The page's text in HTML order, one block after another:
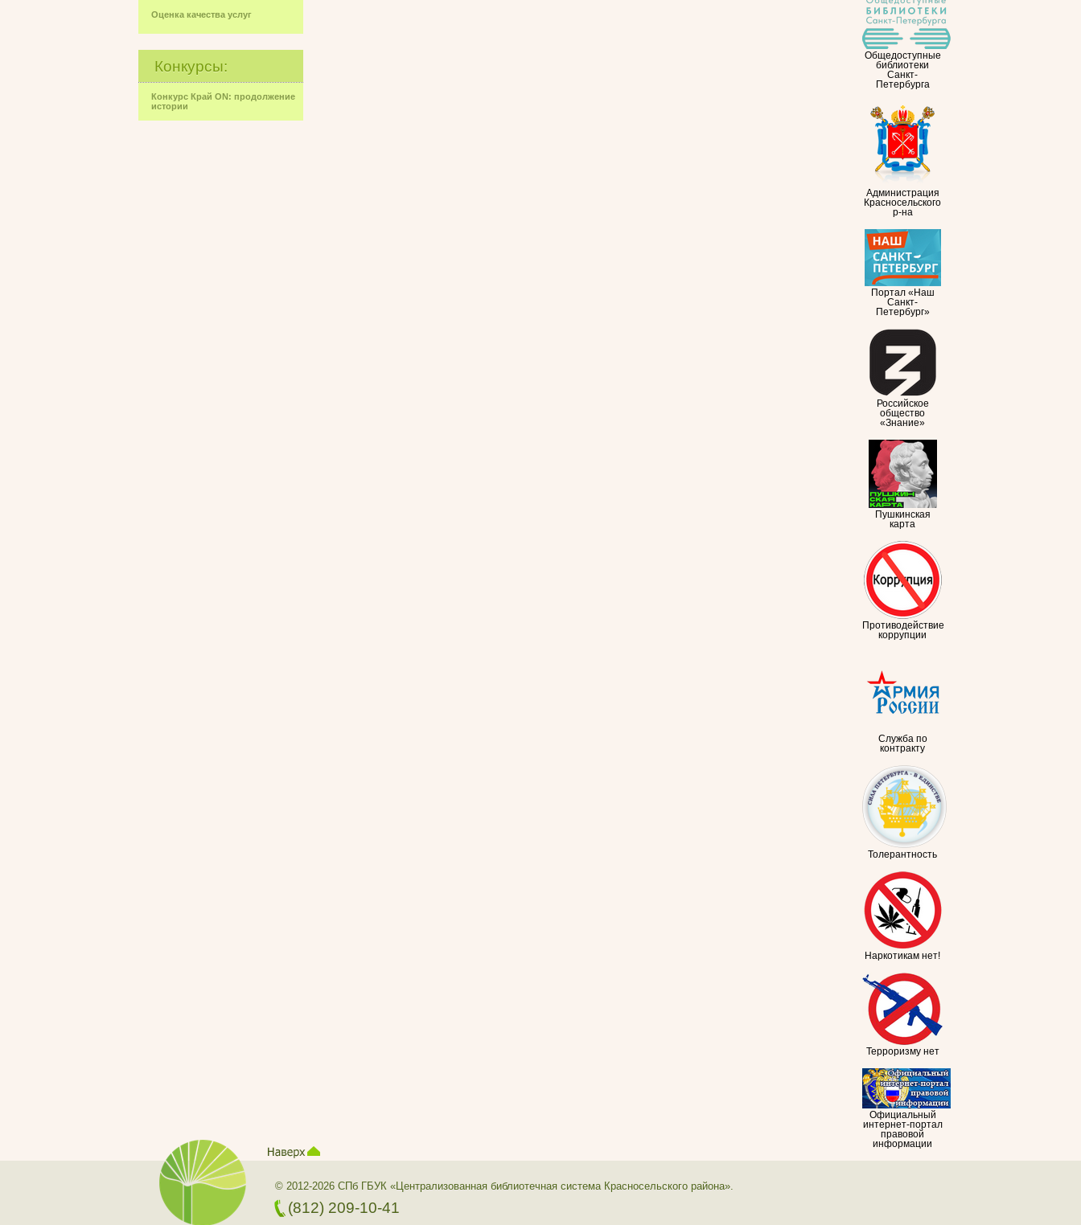
Оценка качества услуг
Конкурсы:
Конкурс Край ON: продолжение
истории
Общедоступные
библиотеки
Санкт-
Петербурга
Администрация
Красносельского
р-на
Портал «Наш
Санкт-
Петербург»
Российское
общество
«Знание»
Пушкинская
карта
Противодействие
коррупции
Служба по
контракту
Толерантность
Наркотикам нет!
Терроризму нет
Официальный
интернет-портал
правовой
информации
© 2012-2026 СПб ГБУК «Централизованная библиотечная система Красносельского района».
(812) 209-10-41